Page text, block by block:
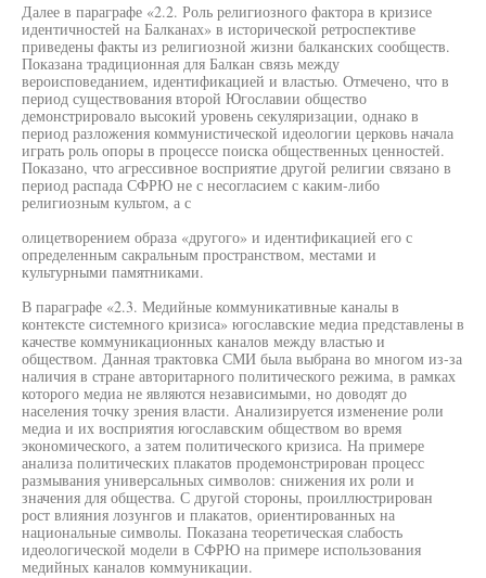
Далее в параграфе «2.2. Роль религиозного фактора в кризисе
идентичностей на Балканах» в исторической ретроспективе
приведены факты из религиозной жизни балканских сообществ.
Показана традиционная для Балкан связь между
вероисповеданием, идентификацией и властью. Отмечено, что в
период существования второй Югославии общество
демонстрировало высокий уровень секуляризации, однако в
период разложения коммунистической идеологии церковь начала
играть роль опоры в процессе поиска общественных ценностей.
Показано, что агрессивное восприятие другой религии связано в
период распада СФРЮ не с несогласием с каким-либо
религиозным культом, а с
олицетворением образа «другого» и идентификацией его с
определенным сакральным пространством, местами и
культурными памятниками.
В параграфе «2.3. Медийные коммуникативные каналы в
контексте системного кризиса» югославские медиа представлены в
качестве коммуникационных каналов между властью и
обществом. Данная трактовка СМИ была выбрана во многом из-за
наличия в стране авторитарного политического режима, в рамках
которого медиа не являются независимыми, но доводят до
населения точку зрения власти. Анализируется изменение роли
медиа и их восприятия югославским обществом во время
экономического, а затем политического кризиса. На примере
анализа политических плакатов продемонстрирован процесс
размывания универсальных символов: снижения их роли и
значения для общества. С другой стороны, проиллюстрирован
рост влияния лозунгов и плакатов, ориентированных на
национальные символы. Показана теоретическая слабость
идеологической модели в СФРЮ на примере использования
медийных каналов коммуникации.